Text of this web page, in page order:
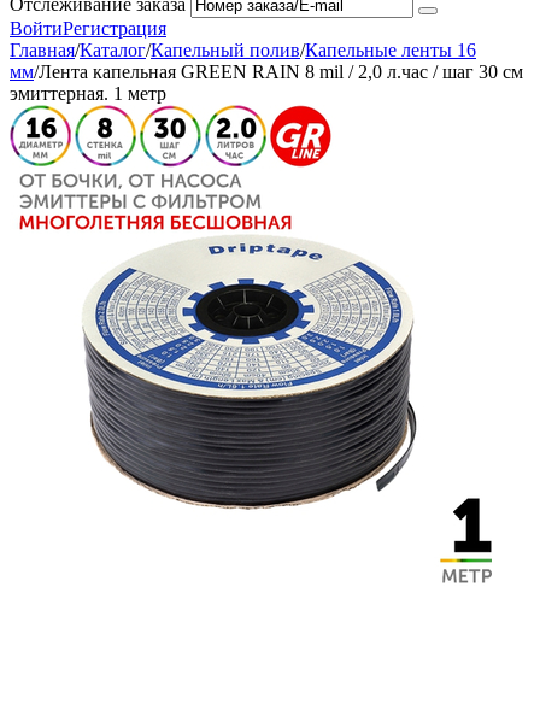
Отслеживание заказа
ВойтиРегистрация
Главная/Каталог/Капельный полив/Капельные ленты 16
мм/Лента капельная GREEN RAIN 8 mil / 2,0 л.час / шаг 30 см
эмиттерная. 1 метр